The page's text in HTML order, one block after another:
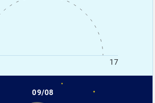
17
09/08